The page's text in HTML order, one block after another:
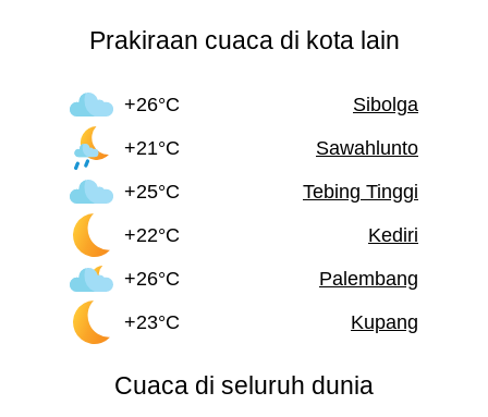
Prakiraan cuaca di kota lain
+26°C
Sibolga
+21°C
Sawahlunto
+25°C
Tebing Tinggi
+22°C
Kediri
+26°C
Palembang
+23°C
Kupang
Cuaca di seluruh dunia